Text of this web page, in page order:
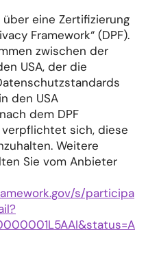
eine Zertifizierung
Framework“ (DPF).
zwischen der
USA, der die
den USA
dem DPF
sich, diese
Weitere
Sie vom Anbieter
s/participa